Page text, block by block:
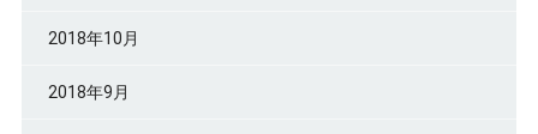
2018年10月
2018年9月